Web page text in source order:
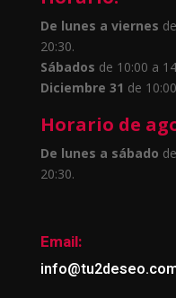
De lunes a viernes
20:30.
Sábados de 10:00 a
Diciembre 31 de
Horario de
De lunes a sábado
20:30.
Email: